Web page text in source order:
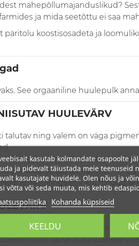
mahepõllumajanduslikud?
ja mida seetõttu ei saa
päritolu koostisosadeta ja
See orgaaniline huulepulk
HUULEVÄRV
talutav ning valem on väga
kuma ja pehme, kaitsva roosa
kiiret ja täpset katmist –
aastaringselt – kui hindad
on Charlotte Bio huulepulga
täpse kujundamise
kasutab kolmandate osapoolte
ja pidevalt täiustada meie teenuseid
kasutajate huvidele. Olen nõus ja
võtta või seda muuta, mis kehtib
Kohanda küpsiseid
KEELDU